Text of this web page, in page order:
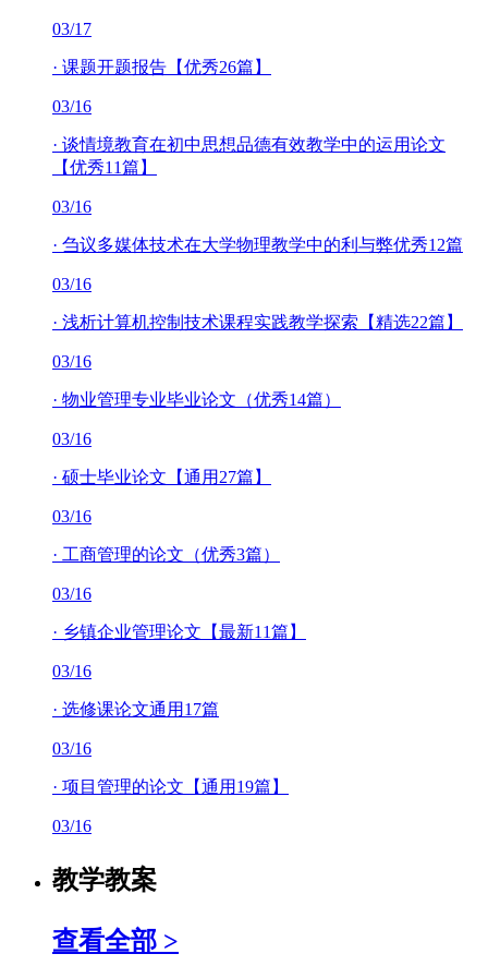
03/17
· 课题开题报告【优秀26篇】
03/16
· 谈情境教育在初中思想品德有效教学中的运用论文
【优秀11篇】
03/16
· 刍议多媒体技术在大学物理教学中的利与弊优秀12篇
03/16
· 浅析计算机控制技术课程实践教学探索【精选22篇】
03/16
· 物业管理专业毕业论文（优秀14篇）
03/16
· 硕士毕业论文【通用27篇】
03/16
· 工商管理的论文（优秀3篇）
03/16
· 乡镇企业管理论文【最新11篇】
03/16
· 选修课论文通用17篇
03/16
· 项目管理的论文【通用19篇】
03/16
教学教案
查看全部 >